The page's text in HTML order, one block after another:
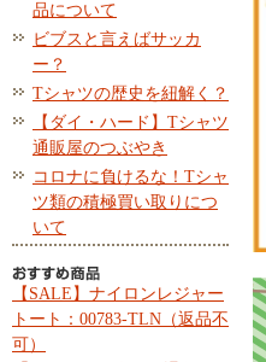
品について
ビブスと言えばサッカ
ー？
Tシャツの歴史を紐解く？
【ダイ・ハード】Tシャツ
通販屋のつぶやき
コロナに負けるな！Tシャ
ツ類の積極買い取りにつ
いて
【SALE】ナイロンレジャー
トート：00783-TLN（返品不
可）